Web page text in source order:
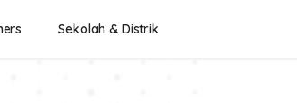
Sekolah & Distrik